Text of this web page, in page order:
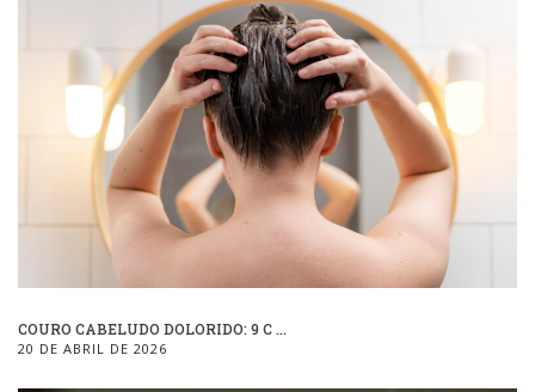
COURO CABELUDO DOLORIDO: 9 C ...
20 DE ABRIL DE 2026